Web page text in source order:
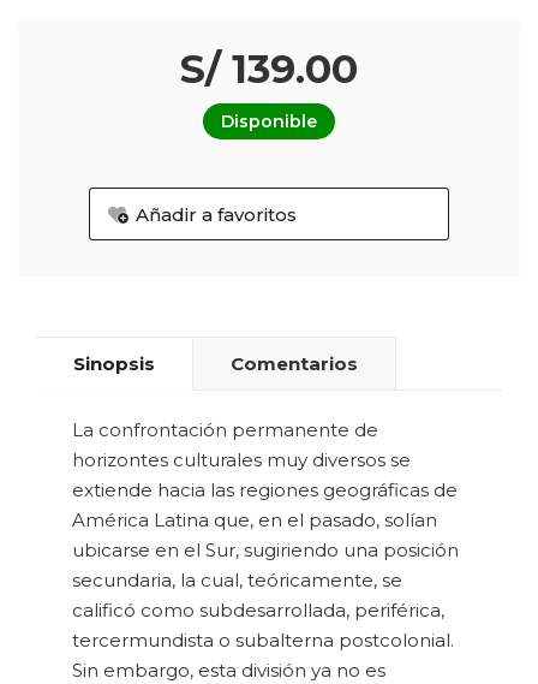
S/ 139.00
Disponible
Añadir a favoritos
Sinopsis Comentarios
La confrontación permanente de
horizontes culturales muy diversos se
extiende hacia las regiones geográficas de
América Latina que, en el pasado, solían
ubicarse en el Sur, sugiriendo una posición
secundaria, la cual, teóricamente, se
calificó como subdesarrollada, periférica,
tercermundista o subalterna postcolonial.
Sin embargo, esta división ya no es